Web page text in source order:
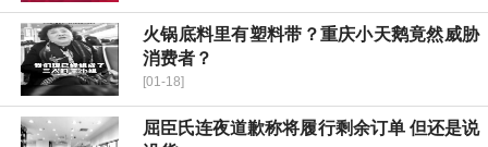
火锅底料里有塑料带？重庆小天鹅竟然威胁
消费者？
[01-18]
屈臣氏连夜道歉称将履行剩余订单 但还是说